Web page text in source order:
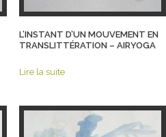
L’INSTANT D’UN MOUVEMENT EN
TRANSLITTÉRATION – AIRYOGA
Lire la suite